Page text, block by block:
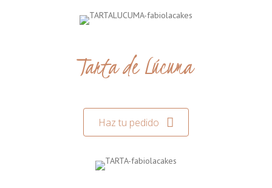
Tarta de Lúcuma
Haz tu pedido